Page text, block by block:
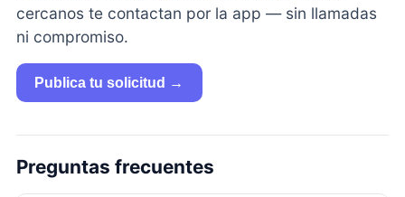
cercanos te contactan por la app — sin llamadas
ni compromiso.
Publica tu solicitud →
Preguntas frecuentes